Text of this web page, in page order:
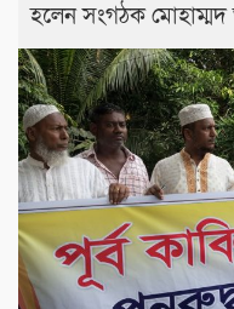
হলেন সংগঠক